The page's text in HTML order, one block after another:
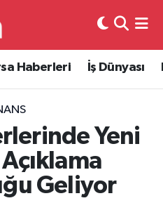
Haberleri İş Dünyası
Yeni
Geliyor
ve Fikstür